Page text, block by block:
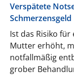
Verspätete
Schmerzensgeld
Ist das Risiko
Mutter erhöht,
notfallmäßig
grober